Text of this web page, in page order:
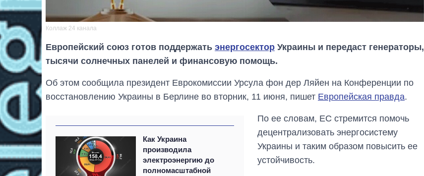
Коллаж 24 канала
Европейский союз готов поддержать энергосектор Украины и передаст генераторы,
тысячи солнечных панелей и финансовую помощь.
Об этом сообщила президент Еврокомиссии Урсула фон дер Ляйен на Конференции по
восстановлению Украины в Берлине во вторник, 11 июня, пишет Европейская правда.
Как Украина
производила
электроэнергию до
полномасштабной
По ее словам, ЕС стремится помочь
децентрализовать энергосистему
Украины и таким образом повысить ее
устойчивость.